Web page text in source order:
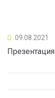
09.08.2021